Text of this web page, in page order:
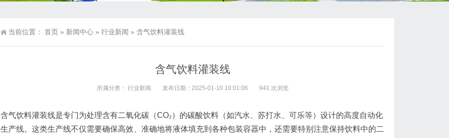
当前位置： 首页 » 新闻中心 » 行业新闻 » 含气饮料灌装线
含气饮料灌装线
所属分类： 行业新闻 发布日期：2025-01-10 10:01:06 941 次浏览
含气饮料灌装线是专门为处理含有二氧化碳（CO₂）的碳酸饮料（如汽水、苏打水、可乐等）设计的高度自动化
生产线。这类生产线不仅需要确保高效、准确地将液体填充到各种包装容器中，还需要特别注意保持饮料中的二